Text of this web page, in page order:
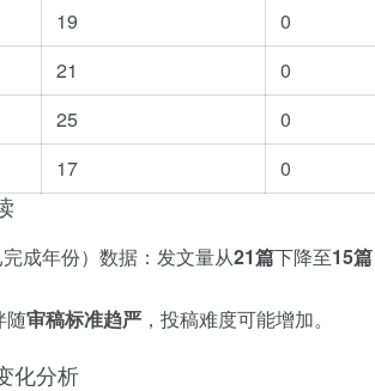
19 0
21 0
25 0
17 0
完成年份）数据：发文量从21篇下降至15篇
随审稿标准趋严 ，投稿难度可能增加。
化分析